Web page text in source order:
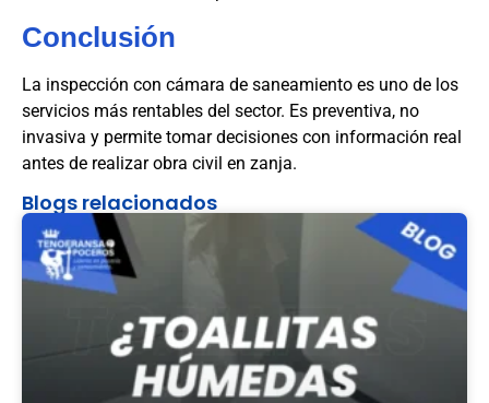
Conclusión
La inspección con cámara de saneamiento es uno de los
servicios más rentables del sector. Es preventiva, no
invasiva y permite tomar decisiones con información real
antes de realizar obra civil en zanja.
Blogs relacionados